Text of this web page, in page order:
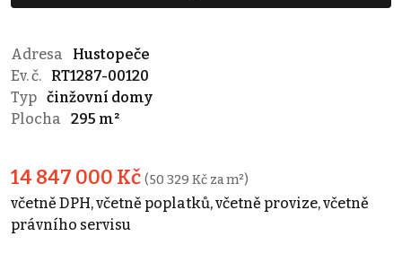
Adresa
Hustopeče
Ev. č.
RT1287-00120
Typ činžovní domy
Plocha
295 m²
14 847 000 Kč (50 329 Kč za m²)
včetně DPH, včetně poplatků, včetně provize, včetně
právního servisu